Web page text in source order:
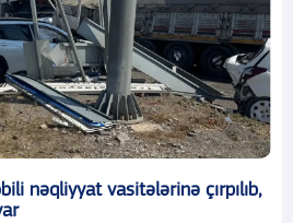
nəqliyyat vasitələrinə çırpılıb,